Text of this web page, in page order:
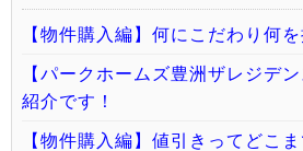
【物件購入編】何にこだわり何
【パークホームズ豊洲ザレジデ
紹介です！
【物件購入編】値引きってどこ